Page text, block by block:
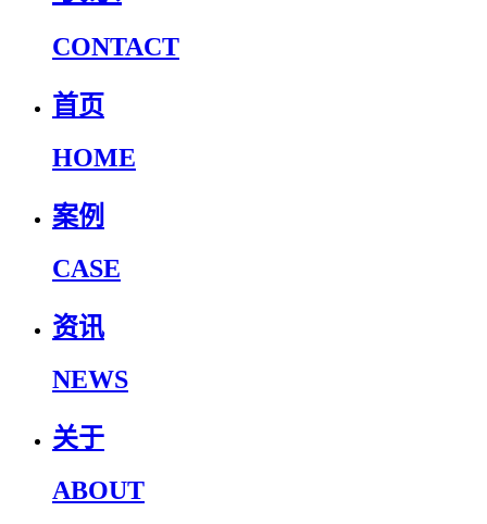
CONTACT
首页
HOME
案例
CASE
资讯
NEWS
关于
ABOUT